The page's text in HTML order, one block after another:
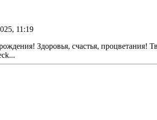
11:19
Здоровья, счастья, процветания!